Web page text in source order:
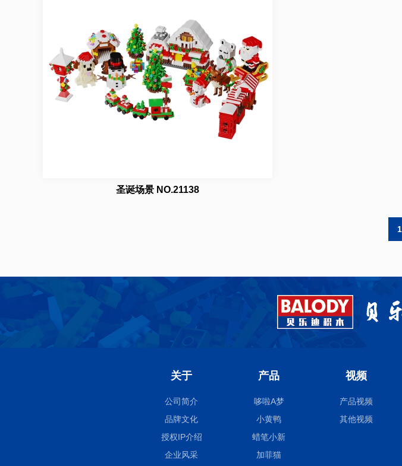
圣诞场景 NO.21138
1
关于
公司简介
品牌文化
授权IP介绍
企业风采
产品
哆啦A梦
小黄鸭
蜡笔小新
加菲猫
视频
产品视频
其他视频